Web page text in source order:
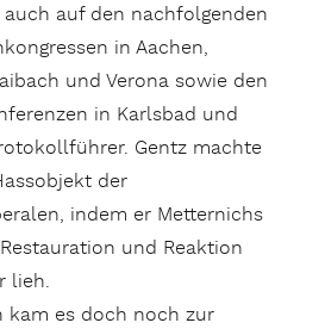
auf den nachfolgenden
in Aachen,
und Verona sowie den
in Karlsbad und
Gentz machte
der
indem er Metternichs
und Reaktion
lieh.
kam es doch noch zur